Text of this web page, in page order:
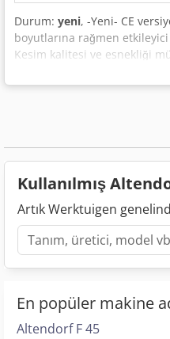
Durum: yeni, -Yeni- CE
boyutlarına rağmen
Kesim kalitesi ve esnekliği
2600 mm Dcedjvyd Dnjpfx
yüksekliği maks. 100 mm,
mm, manuel olarak
Çıkarma bağlantısı üst/alt
Kullanılmış
Artık Werktuigen
En popüler makine
Altendorf F 45